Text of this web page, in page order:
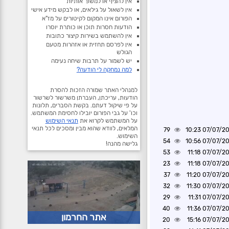
07/07/2026
79
07/07/2026
54
07/07/2026
53
07/07/2026
23
07/07/2026
37
07/07/2026
32
07/07/2026
29
07/07/2026
40
07/07/2026
20
אין לשאול על גילאים, או לבקש מידע אישי
הפורום אינו המקום לקיטורים על מז"א
הודעות חסרות תוכן או כותרת יוסרו
אין להשתמש בשירות קיצור כתובות
אין לפרסם תחזית או אזהרות מטעם
הגולש
יש לשמור על תרבות שיחה נעימה
למה נמחקה לי הודעה?
למנהלי האתר שמורה הזכות להסרת
הודעות, עריכתן, העברתן משרשור לשרשור
על פי שיקול דעתם. בקשת הסברים, תלונות
וכו' על גבי הפורום יובילו לחסימת המשתמש.
על המשתמש לקרוא את תנאי השימוש
המלאים, לוודא שהוא מבין ומסכים לכל תנאי
השימוש.
גלישה מהנה!
אתר החרמון